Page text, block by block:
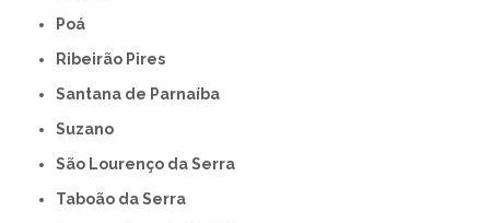
Poá
Ribeirão Pires
Santana de Parnaíba
Suzano
São Lourenço da Serra
Taboão da Serra